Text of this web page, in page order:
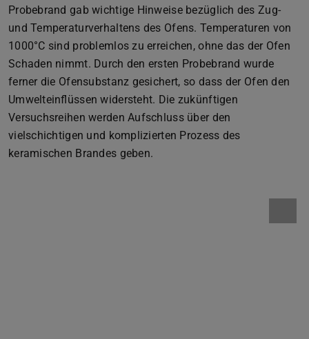
Probebrand gab wichtige Hinweise bezüglich des Zug-
und Temperaturverhaltens des Ofens. Temperaturen von
1000°C sind problemlos zu erreichen, ohne das der Ofen
Schaden nimmt. Durch den ersten Probebrand wurde
ferner die Ofensubstanz gesichert, so dass der Ofen den
Umwelteinflüssen widersteht. Die zukünftigen
Versuchsreihen werden Aufschluss über den
vielschichtigen und komplizierten Prozess des
keramischen Brandes geben.